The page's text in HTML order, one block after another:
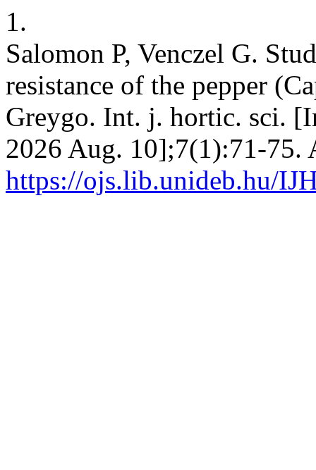
1.
Salomon P, Venczel G.
resistance of the pepper
Greygo. Int. j. hortic. sci.
2026 Aug. 10];7(1):71-75.
https://ojs.lib.unideb.hu/